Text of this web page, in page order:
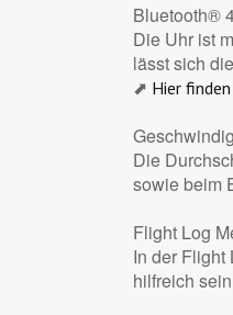
Bluetooth®
Die Uhr ist
lässt sich
⬈ Hier
Die
sowie beim
Flight Log
In der Flight
hilfreich